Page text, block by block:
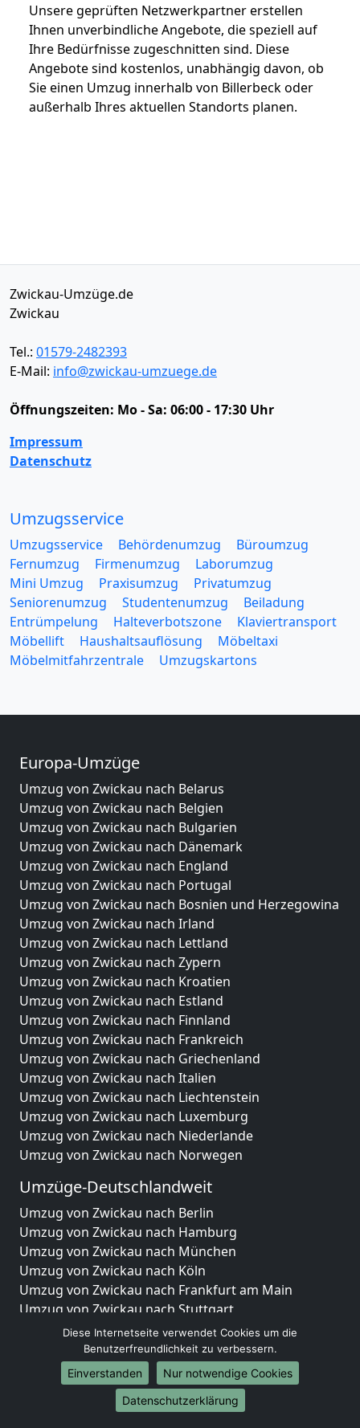
Unsere geprüften Netzwerkpartner erstellen
Ihnen unverbindliche Angebote, die speziell auf
Ihre Bedürfnisse zugeschnitten sind. Diese
Angebote sind kostenlos, unabhängig davon, ob
Sie einen Umzug innerhalb von Billerbeck oder
außerhalb Ihres aktuellen Standorts planen.
Zwickau-Umzüge.de
Zwickau
Tel.: 01579-2482393
E-Mail: info@zwickau-umzuege.de
Öffnungszeiten: Mo - Sa: 06:00 - 17:30 Uhr
Impressum
Datenschutz
Umzugsservice
Umzugsservice Behördenumzug
Büroumzug
Fernumzug
Firmenumzug
Laborumzug
Mini Umzug
Praxisumzug
Privatumzug
Seniorenumzug
Studentenumzug
Beiladung
Entrümpelung
Halteverbotszone
Klaviertransport
Möbellift
Haushaltsauflösung
Möbeltaxi
Möbelmitfahrzentrale
Umzugskartons
Europa-Umzüge
Umzug von Zwickau nach Belarus
Umzug von Zwickau nach Belgien
Umzug von Zwickau nach Bulgarien
Umzug von Zwickau nach Dänemark
Umzug von Zwickau nach England
Umzug von Zwickau nach Portugal
Umzug von Zwickau nach Bosnien und Herzegowina
Umzug von Zwickau nach Irland
Umzug von Zwickau nach Lettland
Umzug von Zwickau nach Zypern
Umzug von Zwickau nach Kroatien
Umzug von Zwickau nach Estland
Umzug von Zwickau nach Finnland
Umzug von Zwickau nach Frankreich
Umzug von Zwickau nach Griechenland
Umzug von Zwickau nach Italien
Umzug von Zwickau nach Liechtenstein
Umzug von Zwickau nach Luxemburg
Umzug von Zwickau nach Niederlande
Umzug von Zwickau nach Norwegen
Umzüge-Deutschlandweit
Umzug von Zwickau nach Berlin
Umzug von Zwickau nach Hamburg
Umzug von Zwickau nach München
Umzug von Zwickau nach Köln
Umzug von Zwickau nach Frankfurt am Main
Umzug von Zwickau nach Stuttgart
Umzug von Zwickau nach Düsseldorf
Umzug von Zwickau nach Leipzig
Umzug von Zwickau nach Dortmund
Umzug von Zwickau nach Essen
Umzug von Zwickau nach Bremen
Diese Internetseite verwendet Cookies um die
Benutzerfreundlichkeit zu verbessern.
Einverstanden
Nur notwendige Cookies
Datenschutzerklärung